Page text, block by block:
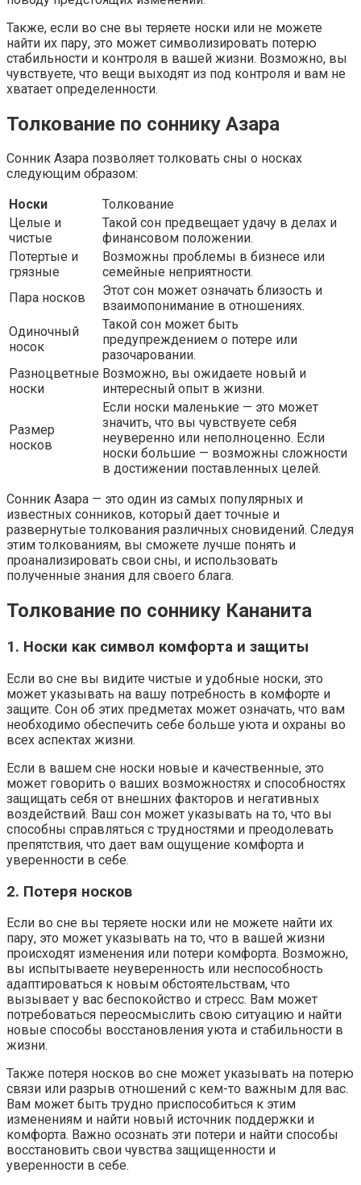
Также, если во сне вы теряете носки или не можете
найти их пару, это может символизировать потерю
стабильности и контроля в вашей жизни. Возможно, вы
чувствуете, что вещи выходят из под контроля и вам не
хватает определенности.
Толкование по соннику Азара
Сонник Азара позволяет толковать сны о носках
следующим образом:
Носки
Толкование
Целые и
чистые
Такой сон предвещает удачу в делах и
финансовом положении.
Потертые и
грязные
Возможны проблемы в бизнесе или
семейные неприятности.
Пара носков
Этот сон может означать близость и
взаимопонимание в отношениях.
Одиночный
носок
Такой сон может быть
предупреждением о потере или
разочаровании.
Разноцветные
носки
Возможно, вы ожидаете новый и
интересный опыт в жизни.
Размер
носков
Если носки маленькие — это может
значить, что вы чувствуете себя
неуверенно или неполноценно. Если
носки большие — возможны сложности
в достижении поставленных целей.
Сонник Азара — это один из самых популярных и
известных сонников, который дает точные и
развернутые толкования различных сновидений. Следуя
этим толкованиям, вы сможете лучше понять и
проанализировать свои сны, и использовать
полученные знания для своего блага.
Толкование по соннику Кананита
1. Носки как символ комфорта и защиты
Если во сне вы видите чистые и удобные носки, это
может указывать на вашу потребность в комфорте и
защите. Сон об этих предметах может означать, что вам
необходимо обеспечить себе больше уюта и охраны во
всех аспектах жизни.
Если в вашем сне носки новые и качественные, это
может говорить о ваших возможностях и способностях
защищать себя от внешних факторов и негативных
воздействий. Ваш сон может указывать на то, что вы
способны справляться с трудностями и преодолевать
препятствия, что дает вам ощущение комфорта и
уверенности в себе.
2. Потеря носков
Если во сне вы теряете носки или не можете найти их
пару, это может указывать на то, что в вашей жизни
происходят изменения или потери комфорта. Возможно,
вы испытываете неуверенность или неспособность
адаптироваться к новым обстоятельствам, что
вызывает у вас беспокойство и стресс. Вам может
потребоваться переосмыслить свою ситуацию и найти
новые способы восстановления уюта и стабильности в
жизни.
Также потеря носков во сне может указывать на потерю
связи или разрыв отношений с кем-то важным для вас.
Вам может быть трудно приспособиться к этим
изменениям и найти новый источник поддержки и
комфорта. Важно осознать эти потери и найти способы
восстановить свои чувства защищенности и
уверенности в себе.